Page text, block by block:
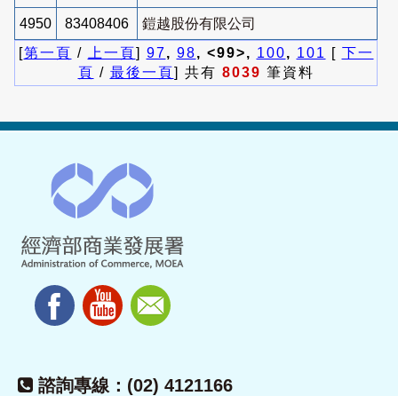
4950 83408406
鎧越股份有限公司
[第一頁 / 上一頁] 97, 98, <99>, 100, 101 [ 下一
頁 / 最後一頁] 共有 8039 筆資料
諮詢專線：(02) 4121166